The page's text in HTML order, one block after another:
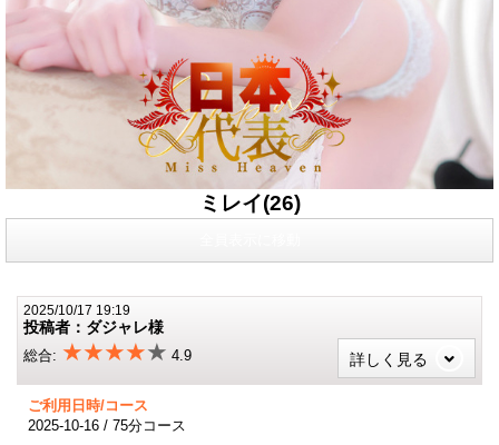
ミレイ(26)
2025/10/17 19:19
投稿者：ダジャレ様
総合: ★★★★★ 4.9 詳しく見る
ご利用日時/コース
2025-10-16 / 75分コース